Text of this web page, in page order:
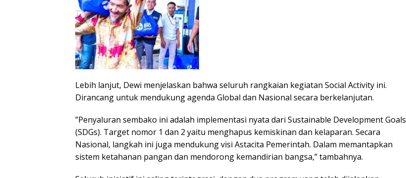
​Lebih lanjut, Dewi menjelaskan bahwa seluruh rangkaian kegiatan Social Activity ini.
Dirancang untuk mendukung agenda Global dan Nasional secara berkelanjutan.
​”Penyaluran sembako ini adalah implementasi nyata dari Sustainable Development Goals
(SDGs). Target nomor 1 dan 2 yaitu menghapus kemiskinan dan kelaparan. Secara
Nasional, langkah ini juga mendukung visi Astacita Pemerintah. Dalam memantapkan
sistem ketahanan pangan dan mendorong kemandirian bangsa,” tambahnya.